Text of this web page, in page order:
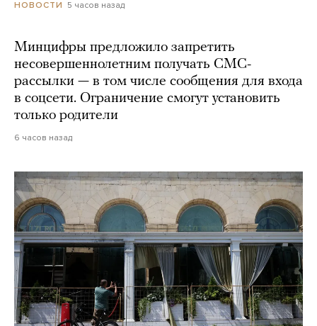
НОВОСТИ 5 часов назад
Минцифры предложило запретить
несовершеннолетним получать СМС-
рассылки — в том числе сообщения для входа
в соцсети. Ограничение смогут установить
только родители
6 часов назад